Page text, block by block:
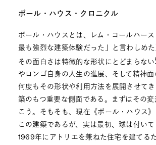
ボール・ハウス・クロニクル
ボール・ハウスとは、レム・コールハー
最も強烈な建築体験だった」と言わしめた
その面白さは特徴的な形状にとどまらない
やロンゴ自身の人生の進展、そして精神
何度もその形状や利用方法を展開させて
築のもつ重要な側面である。まずはその
こう。そもそも、現在《ボール・ハウス
この建築であるが、実は最初、球は付いて
1969年にアトリエを兼ねた住宅を建てる